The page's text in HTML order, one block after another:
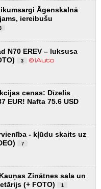
Āgenskalnā
iereibušu
N70 EREV – luksusa
3
cenas: Dīzelis
EUR! Nafta 75.6 USD
- kļūdu skaits uz
7
Zinātnes sala un
(+ FOTO)
1